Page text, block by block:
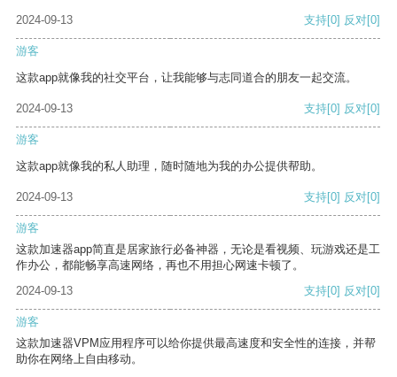
2024-09-13 支持[0] 反对[0]
游客
这款app就像我的社交平台，让我能够与志同道合的朋友一起交流。
2024-09-13 支持[0] 反对[0]
游客
这款app就像我的私人助理，随时随地为我的办公提供帮助。
2024-09-13 支持[0] 反对[0]
游客
这款加速器app简直是居家旅行必备神器，无论是看视频、玩游戏还是工
作办公，都能畅享高速网络，再也不用担心网速卡顿了。
2024-09-13
支持[0] 反对[0]
游客
这款加速器VPM应用程序可以给你提供最高速度和安全性的连接，并帮
助你在网络上自由移动。